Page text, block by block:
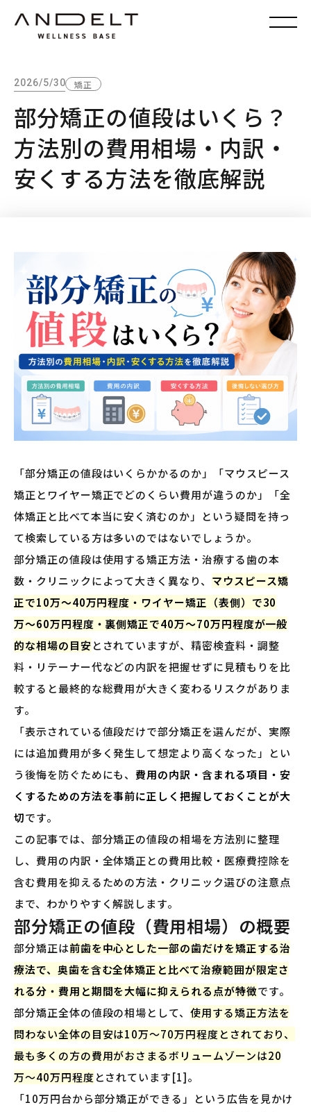
2026/5/30 矯正
部分矯正の値段はいくら？
方法別の費用相場・内訳・
安くする方法を徹底解説
「部分矯正の値段はいくらかかるのか」「マウスピース
矯正とワイヤー矯正でどのくらい費用が違うのか」「全
体矯正と比べて本当に安く済むのか」という疑問を持っ
て検索している方は多いのではないでしょうか。
部分矯正の値段は使用する矯正方法・治療する歯の本
数・クリニックによって大きく異なり、 マウスピース矯
正で10万〜40万円程度・ワイヤー矯正（表側）で30
万〜60万円程度・裏側矯正で40万〜70万円程度が一般
的な相場の目安とされていますが、精密検査料・調整
料・リテーナー代などの内訳を把握せずに見積もりを比
較すると最終的な総費用が大きく変わるリスクがありま
す。
「表示されている値段だけで部分矯正を選んだが、実際
には追加費用が多く発生して想定より高くなった」とい
う後悔を防ぐためにも、費用の内訳・含まれる項目・安
くするための方法を事前に正しく把握しておくことが大
切です。
この記事では、部分矯正の値段の相場を方法別に整理
し、費用の内訳・全体矯正との費用比較・医療費控除を
含む費用を抑えるための方法・クリニック選びの注意点
まで、わかりやすく解説します。
部分矯正の値段（費用相場）の概要
部分矯正は前歯を中心とした一部の歯だけを矯正する治
療法で、奥歯を含む全体矯正と比べて治療範囲が限定さ
れる分・費用と期間を大幅に抑えられる点が特徴です。
部分矯正全体の値段の相場として、 使用する矯正方法を
問わない全体の目安は10万〜70万円程度とされており、
最も多くの方の費用がおさまるボリュームゾーンは20
万〜40万円程度とされています[1]。
「10万円台から部分矯正ができる」という広告を見かけ